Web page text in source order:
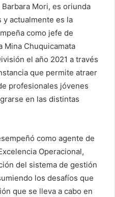
Mori, es oriunda
y actualmente es la
como jefe de
Mina Chuquicamata
el año 2021 a través
que permite atraer
profesionales jóvenes
en las distintas
como agente de
Operacional,
del sistema de gestión
los desafíos que
que se lleva a cabo en